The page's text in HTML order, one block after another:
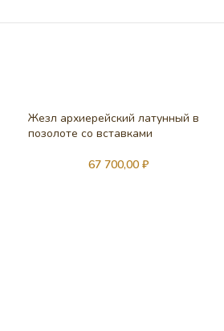
Жезл архиерейский латунный в
позолоте со вставками
67 700,00₽